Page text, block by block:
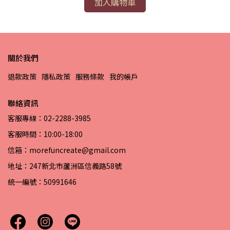
關於我們
退款政策 隱私政策 服務條款 我的帳戶
聯絡資訊
客服專線：02-2288-3985
客服時間：10:00-18:00
信箱：morefuncreate@gmail.com
地址：247新北市蘆洲區信義路58號
統一編號：50991646